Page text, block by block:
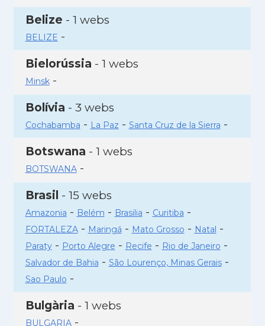
Belize - 1 webs
BELIZE -
Bielorússia - 1 webs
Minsk-
Bolívia - 3 webs
Cochabamba - La Paz - Santa Cruz de la Sierra -
Botswana - 1 webs
BOTSWANA-
Brasil - 15 webs
Amazonia - Belém - Brasilia - Curitiba -
FORTALEZA- Maringá - Mato Grosso - Natal -
Paraty- Porto Alegre - Recife - Rio de Janeiro -
Salvador de Bahia - São Lourenço, Minas Gerais-
Sao Paulo -
Bulgària - 1 webs
BULGARIA-